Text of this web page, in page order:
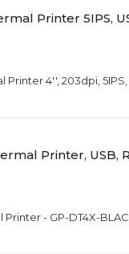
Printer 5IPS,
Printer 4'', 203dpi,
Printer, USB,
- GP-DT4X-